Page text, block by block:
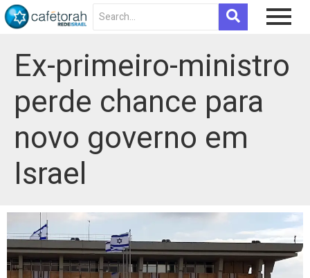
Ex-primeiro-ministro
perde chance para
novo governo em
Israel